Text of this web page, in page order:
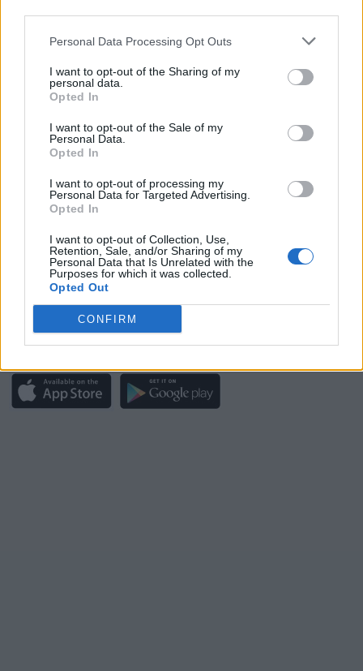
Personal Data Processing Opt Outs
I want to opt-out of the Sharing of my
personal data.
Opted In
I want to opt-out of the Sale of my
Personal Data.
Opted In
I want to opt-out of processing my
Personal Data for Targeted Advertising.
Opted In
I want to opt-out of Collection, Use,
Retention, Sale, and/or Sharing of my
Personal Data that Is Unrelated with the
Purposes for which it was collected.
Opted Out
CONFIRM
4.
F U
E
P U
F
E
L
F
E
F
U
L
E
É L
BUSCAR MÁS
RESPUESTAS
(445votos, media:
Descargar Palabras Conectadas